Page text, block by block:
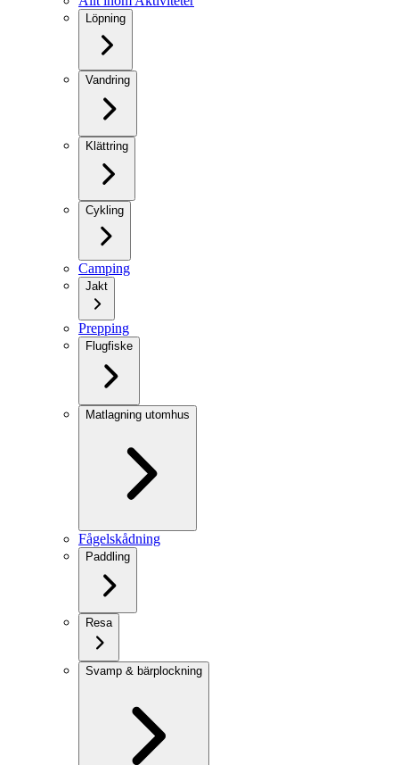
Löpning
Vandring
Klättring
Cykling
Camping
Jakt
Prepping
Flugfiske
Matlagning utomhus
Fågelskådning
Paddling
Resa
Svamp & bärplockning